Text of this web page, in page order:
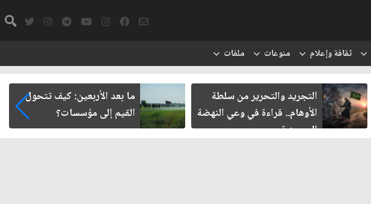
ثقافة وإعلام منوعات ملفات
التجريد والتحرير من سلطة
الأوهام.. قراءة في وعي النهضة
الحسينية
ما بعد الأربعين: كيف تتحول
القيم إلى مؤسسات؟